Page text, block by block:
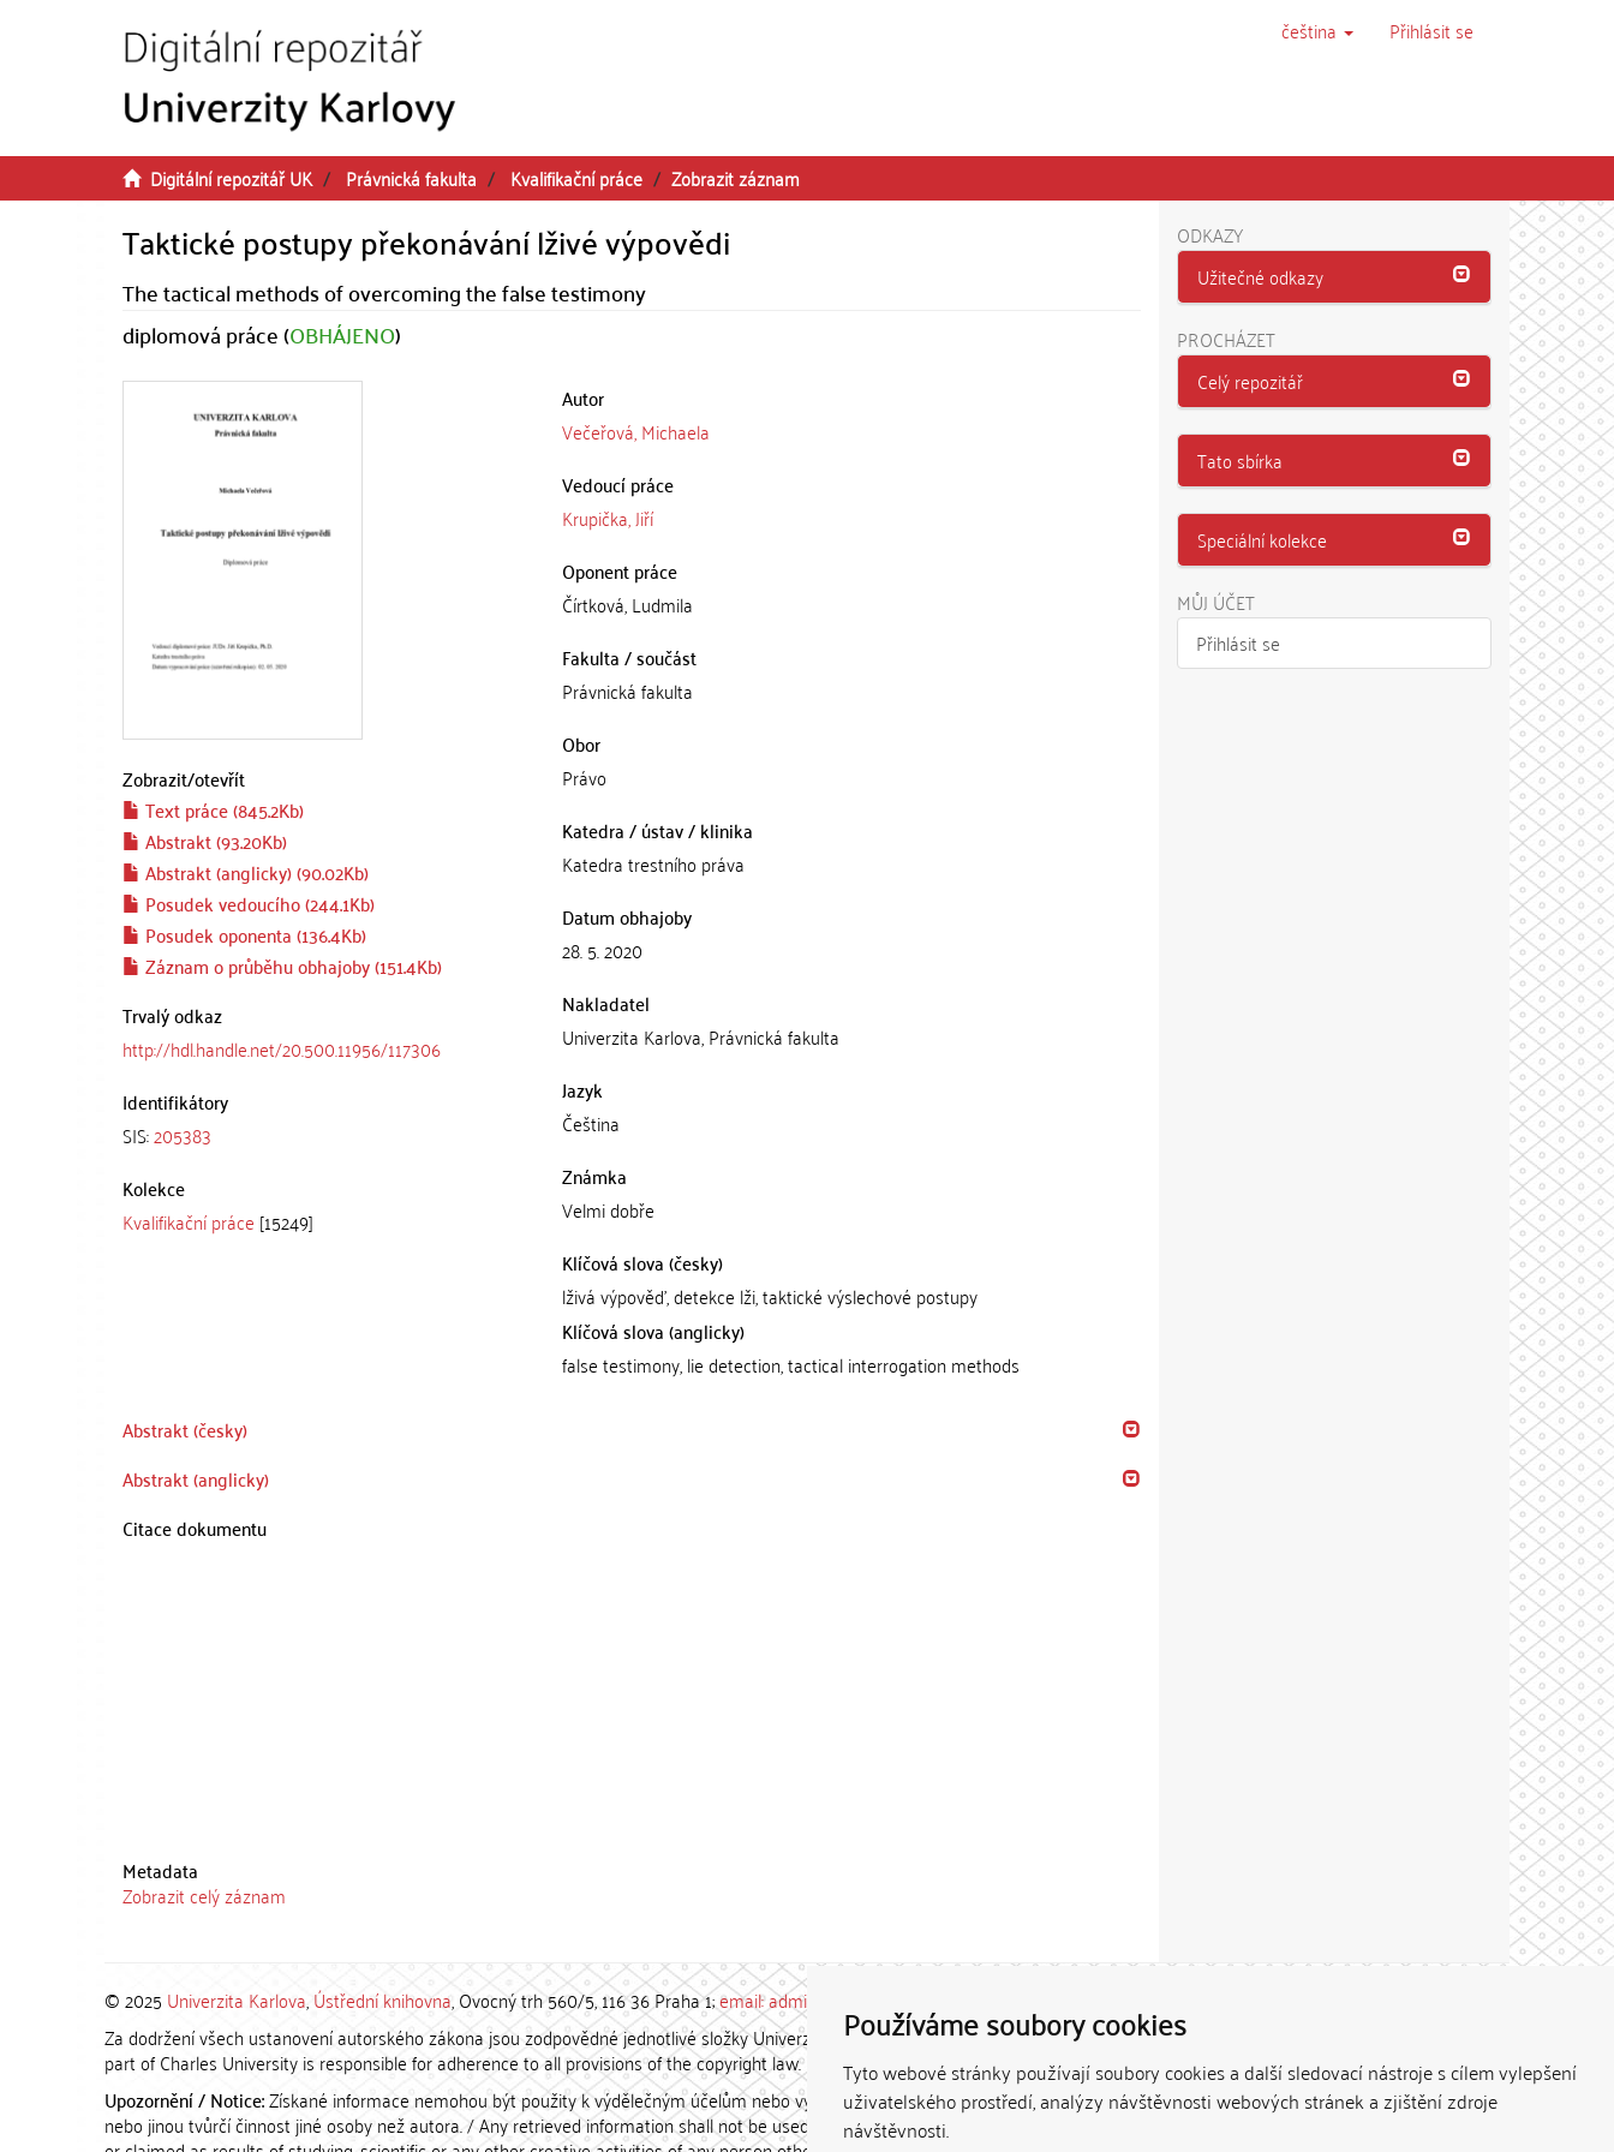
Používáme soubory cookies
Tyto webové stránky používají soubory cookies a další sledovací nástroje s cílem vylepšení
uživatelského prostředí, analýzy návštěvnosti webových stránek a zjištění zdroje
návštěvnosti.
čeština Přihlásit se
Digitální repozitář UK Právnická fakulta Kvalifikační práce Zobrazit záznam
Taktické postupy překonávání lživé výpovědi
The tactical methods of overcoming the false testimony
diplomová práce (OBHÁJENO)
Zobrazit/otevřít
Text práce (845.2Kb)
Abstrakt (93.20Kb)
Abstrakt (anglicky) (90.02Kb)
Posudek vedoucího (244.1Kb)
Posudek oponenta (136.4Kb)
Záznam o průběhu obhajoby (151.4Kb)
Trvalý odkaz
http://hdl.handle.net/20.500.11956/117306
Identifikátory
SIS:205383
Kolekce
Kvalifikační práce [15249]
Autor
Večeřová, Michaela
Vedoucí práce
Krupička, Jiří
Oponent práce
Čírtková, Ludmila
Fakulta / součást
Právnická fakulta
Obor
Právo
Katedra / ústav / klinika
Katedra trestního práva
Datum obhajoby
28. 5. 2020
Nakladatel
Univerzita Karlova, Právnická fakulta
Jazyk
Čeština
Známka
Velmi dobře
Klíčová slova (česky)
lživá výpověď, detekce lži, taktické výslechové postupy
Klíčová slova (anglicky)
false testimony, lie detection, tactical interrogation methods
Abstrakt (česky)
Abstrakt (anglicky)
Citace dokumentu
Metadata
Zobrazit celý záznam
ODKAZY
Užitečné odkazy
PROCHÁZET
Celý repozitář
Tato sbírka
Speciální kolekce
MŮJ ÚČET
Přihlásit se
© 2025 Univerzita Karlova,Ústřední knihovna, Ovocný trh 560/5, 116 36 Praha 1;email: admin-repozitar [at] cuni.cz
Za dodržení všech ustanovení autorského zákona jsou zodpovědné jednotlivé složky Univerzity Karlovy. / Each constituent
part of Charles University is responsible for adherence to all provisions of the copyright law.
Upozornění / Notice:Získané informace nemohou být použity k výdělečným účelům nebo vydávány za studijní, vědeckou
nebo jinou tvůrčí činnost jiné osoby než autora. / Any retrieved information shall not be used for any commercial purposes